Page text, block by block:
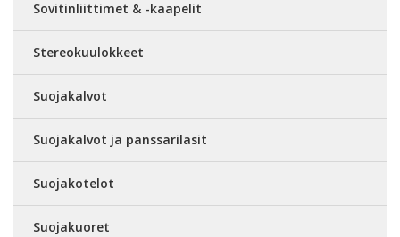
Sovitinliittimet & -kaapelit
Stereokuulokkeet
Suojakalvot
Suojakalvot ja panssarilasit
Suojakotelot
Suojakuoret